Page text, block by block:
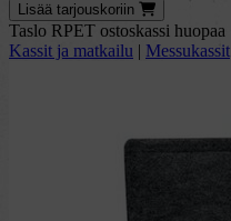
Lisää tarjous koriin
Taslo RPET ostoskassi huopaa
Kassit ja matkailu | Messukassit